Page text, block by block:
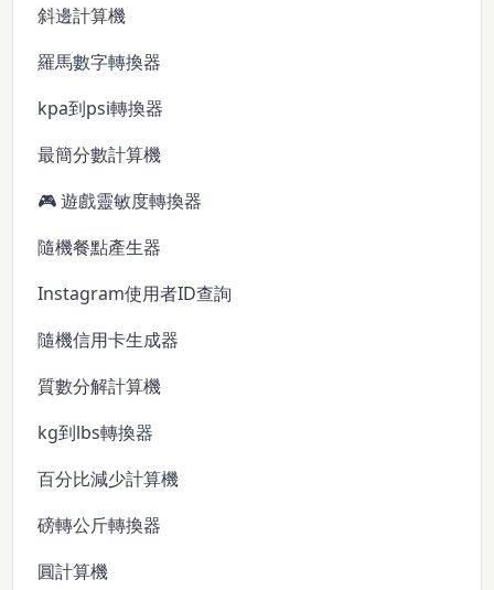
斜邊計算機
羅馬數字轉換器
kpa到psi轉換器
最簡分數計算機
🎮 遊戲靈敏度轉換器
隨機餐點產生器
Instagram使用者ID查詢
隨機信用卡生成器
質數分解計算機
kg到lbs轉換器
百分比減少計算機
磅轉公斤轉換器
圓計算機